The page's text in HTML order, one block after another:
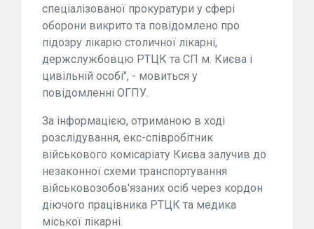
спеціалізованої прокуратури у сфері
оборони викрито та повідомлено про
підозру лікарю столичної лікарні,
держслужбовцю РТЦК та СП м. Києва і
цивільній особі", - мовиться у
повідомленні ОГПУ.
За інформацією, отриманою в ході
розслідування, екс-співробітник
військового комісаріату Києва залучив до
незаконної схеми транспортування
військовозобов'язаних осіб через кордон
діючого працівника РТЦК та медика
міської лікарні.